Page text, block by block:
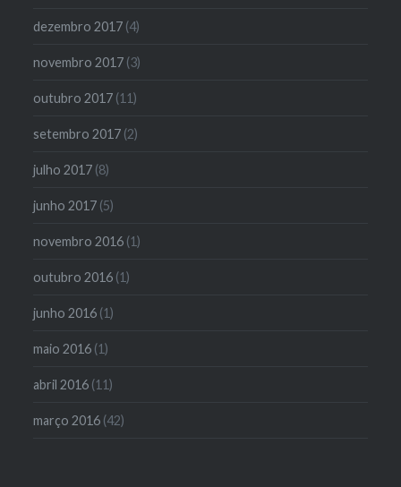
dezembro 2017 (4)
novembro 2017 (3)
outubro 2017 (11)
setembro 2017 (2)
julho 2017 (8)
junho 2017 (5)
novembro 2016 (1)
outubro 2016 (1)
junho 2016 (1)
maio 2016 (1)
abril 2016 (11)
março 2016 (42)